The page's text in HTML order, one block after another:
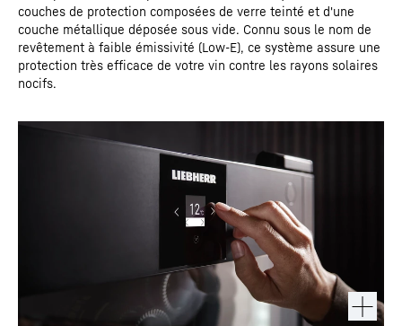
couches de protection composées de verre teinté et d'une
couche métallique déposée sous vide. Connu sous le nom de
revêtement à faible émissivité (Low-E), ce système assure une
protection très efficace de votre vin contre les rayons solaires
nocifs.